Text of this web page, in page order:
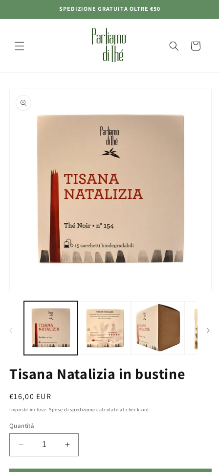
ai contenuti
SPEDIZIONE GRATUITA OLTRE €50
Carrello
informazioni
sul prodotto
contenuti
multimediali
finestra
Tisana Natalizia in bustine
Prezzo
di
€16,00 EUR
Imposte incluse. Spese di spedizione calcolate al check-out.
Quantità
Diminuisci
quantità
per
Aumenta
quantità
per